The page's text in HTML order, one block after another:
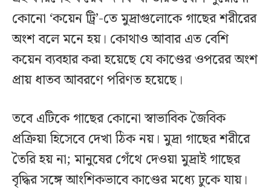
কোনো ‘কয়েন ট্রি’-তে মুদ্রাগুলোকে গাছের শরীরের
অংশ বলে মনে হয়। কোথাও আবার এত বেশি
কয়েন ব্যবহার করা হয়েছে যে কাণ্ডের ওপরের অংশ
প্রায় ধাতব আবরণে পরিণত হয়েছে।
তবে এটিকে গাছের কোনো স্বাভাবিক জৈবিক
প্রক্রিয়া হিসেবে দেখা ঠিক নয়। মুদ্রা গাছের শরীরে
তৈরি হয় না; মানুষের গেঁথে দেওয়া মুদ্রাই গাছের
বৃদ্ধির সঙ্গে আংশিকভাবে কাণ্ডের মধ্যে ঢুকে যায়।